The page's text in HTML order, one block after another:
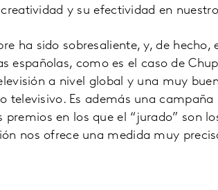
y su efectividad en
ha sido sobresaliente, y, de hecho,
españolas, como es el caso de
a nivel global y una muy
televisivo. Es además una
en los que el “jurado” son
nos ofrece una medida muy